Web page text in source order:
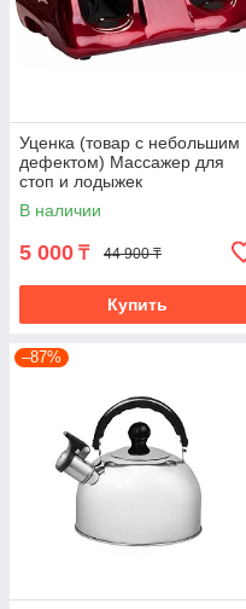
Уценка (товар с небольшим
дефектом) Массажер для
стоп и лодыжек
«Блаженство» красный
(11018/2)
В наличии
5 000 ₸ 44 900 ₸
Купить
–87%